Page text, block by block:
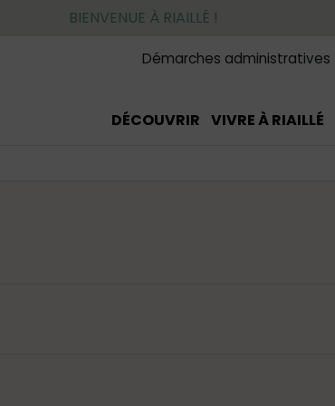
BIENVENUE À RIAILLÉ !
Démarches administratives
DÉCOUVRIR VIVRE À RIAILLÉ